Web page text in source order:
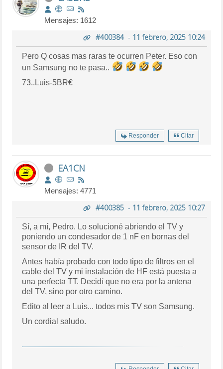
Mensajes: 1612
#400384- 11 febrero, 2025 10:24
Pero Q cosas mas raras te ocurren Peter. Eso con
un Samsung no te pasa..
73..Luis-5BR€
Responder Citar
EA1CN
Mensajes: 4771
#400385- 11 febrero, 2025 10:27
Sí, a mí, Pedro. Lo solucioné abriendo el TV y
poniendo un condesador de 1 nF en bornas del
sensor de IR del TV.
Antes había probado con todo tipo de filtros en el
cable del TV y mi instalación de HF está puesta a
una perfecta TT. Decidí que no era por la antena
del TV, sino por otro camino.
Edito al leer a Luis... todos mis TV son Samsung.
Un cordial saludo.